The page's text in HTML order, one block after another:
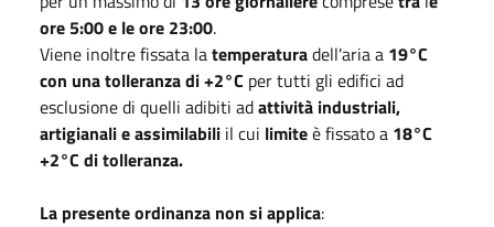
ore 5:00 e le ore 23:00.
Viene inoltre fissata latemperaturadell'aria a 19°C
con una tolleranza di +2°C per tutti gli edifici ad
esclusione di quelli adibiti adattività industriali,
artigianali e assimilabili il cui limiteè fissato a 18°C
+2°C di tolleranza.
La presente ordinanza non si applica: